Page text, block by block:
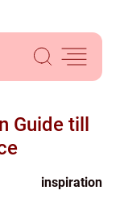
Guide till
inspiration